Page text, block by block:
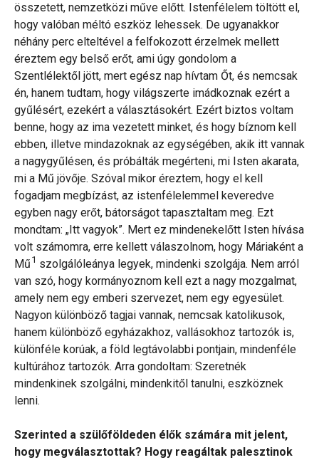
összetett, nemzetközi műve előtt. Istenfélelem töltött el,
hogy valóban méltó eszköz lehessek. De ugyanakkor
néhány perc elteltével a felfokozott érzelmek mellett
éreztem egy belső erőt, ami úgy gondolom a
Szentlélektől jött, mert egész nap hívtam Őt, és nemcsak
én, hanem tudtam, hogy világszerte imádkoznak ezért a
gyűlésért, ezekért a választásokért. Ezért biztos voltam
benne, hogy az ima vezetett minket, és hogy bíznom kell
ebben, illetve mindazoknak az egységében, akik itt vannak
a nagygyűlésen, és próbálták megérteni, mi Isten akarata,
mi a Mű jövője. Szóval mikor éreztem, hogy el kell
fogadjam megbízást, az istenfélelemmel keveredve
egyben nagy erőt, bátorságot tapasztaltam meg. Ezt
mondtam: „Itt vagyok”. Mert ez mindenekelőtt Isten hívása
volt számomra, erre kellett válaszolnom, hogy Máriaként a
Mű 1 szolgálóleánya legyek, mindenki szolgája. Nem arról
van szó, hogy kormányoznom kell ezt a nagy mozgalmat,
amely nem egy emberi szervezet, nem egy egyesület.
Nagyon különböző tagjai vannak, nemcsak katolikusok,
hanem különböző egyházakhoz, vallásokhoz tartozók is,
különféle korúak, a föld legtávolabbi pontjain, mindenféle
kultúrához tartozók. Arra gondoltam: Szeretnék
mindenkinek szolgálni, mindenkitől tanulni, eszköznek
lenni.
Szerinted a szülőföldeden élők számára mit jelent,
hogy megválasztottak? Hogy reagáltak palesztinok